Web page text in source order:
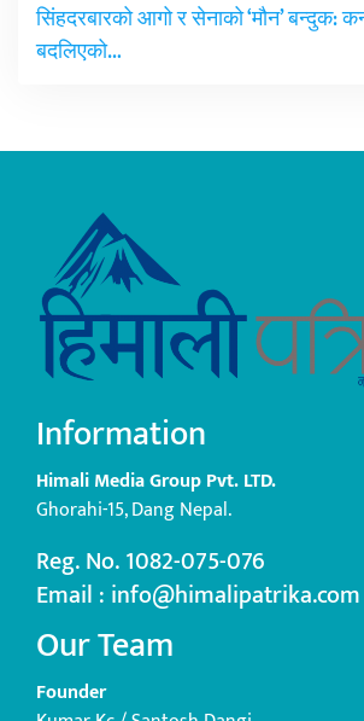
सिंहदरबारको आगो र सेनाको ‘मौन’ बन्दुक:
बदलिएको…
Information
Himali Media Group Pvt. LTD.
Ghorahi-15, Dang Nepal.
Reg. No. 1082-075-076
Email : info@himalipatrika.com
Our Team
Founder